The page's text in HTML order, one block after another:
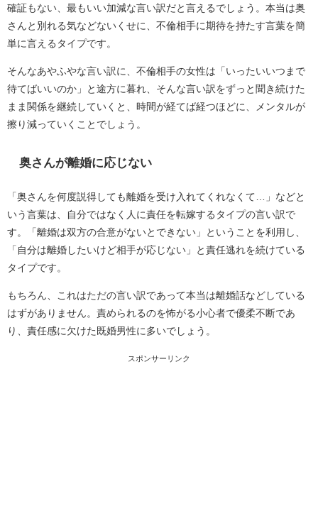
確証もない、最もいい加減な言い訳だと言えるでしょう。本当は奥
さんと別れる気などないくせに、不倫相手に期待を持たす言葉を簡
単に言えるタイプです。
そんなあやふやな言い訳に、不倫相手の女性は「いったいいつまで
待てばいいのか」と途方に暮れ、そんな言い訳をずっと聞き続けた
まま関係を継続していくと、時間が経てば経つほどに、メンタルが
擦り減っていくことでしょう。
奥さんが離婚に応じない
「奥さんを何度説得しても離婚を受け入れてくれなくて…」などと
いう言葉は、自分ではなく人に責任を転嫁するタイプの言い訳で
す。「離婚は双方の合意がないとできない」ということを利用し、
「自分は離婚したいけど相手が応じない」と責任逃れを続けている
タイプです。
もちろん、これはただの言い訳であって本当は離婚話などしている
はずがありません。責められるのを怖がる小心者で優柔不断であ
り、責任感に欠けた既婚男性に多いでしょう。
スポンサーリンク